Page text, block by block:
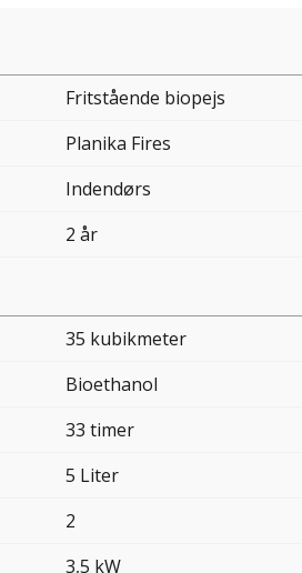
Fritstående biopejs
Planika Fires
Indendørs
2 år
35 kubikmeter
Bioethanol
33 timer
5 Liter
2
3,5 kW